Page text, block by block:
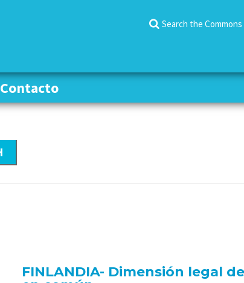
Search the Commons
Contacto
Contacto
FINLANDIA- Dimensión legal